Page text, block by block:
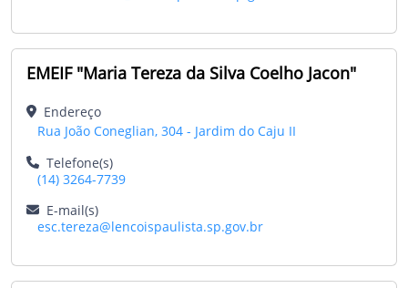
EMEIF "Maria Tereza da Silva Coelho Jacon"
Endereço
Rua João Coneglian, 304 - Jardim do Caju II
Telefone(s)
(14) 3264-7739
E-mail(s)
esc.tereza@lencoispaulista.sp.gov.br